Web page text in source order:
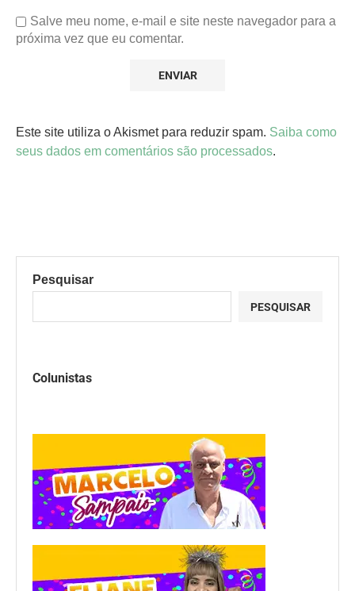
Salve meu nome, e-mail e site neste navegador para a
próxima vez que eu comentar.
Este site utiliza o Akismet para reduzir spam. Saiba como
seus dados em comentários são processados.
Pesquisar
PESQUISAR
Colunistas